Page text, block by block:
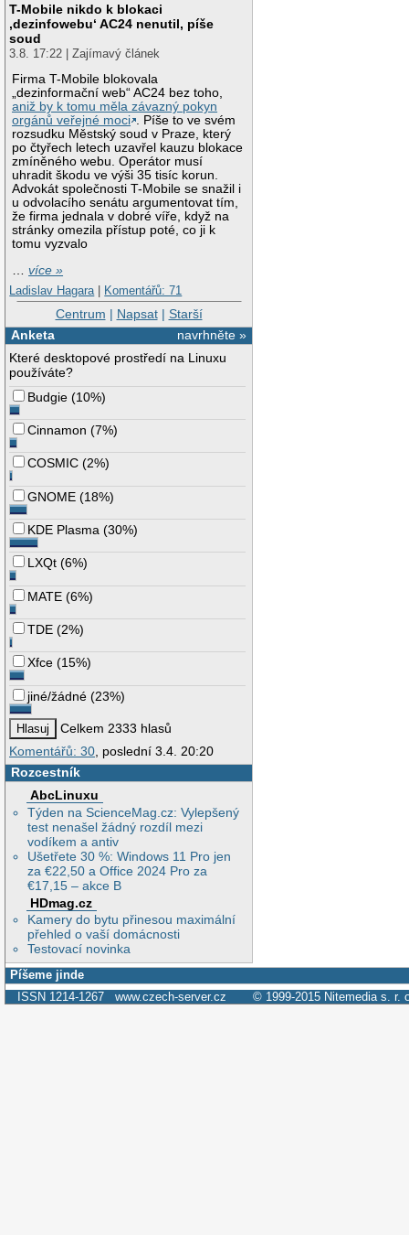
T-Mobile nikdo k blokaci
‚dezinfowebu‘ AC24 nenutil, píše
soud
3.8. 17:22 | Zajímavý článek
Firma T-Mobile blokovala
„dezinformační web“ AC24 bez toho,
aniž by k tomu měla závazný pokyn
orgánů veřejné moci . Píše to ve svém
rozsudku Městský soud v Praze, který
po čtyřech letech uzavřel kauzu blokace
zmíněného webu. Operátor musí
uhradit škodu ve výši 35 tisíc korun.
Advokát společnosti T-Mobile se snažil i
u odvolacího senátu argumentovat tím,
že firma jednala v dobré víře, když na
stránky omezila přístup poté, co ji k
tomu vyzvalo
…více »
Ladislav Hagara | Komentářů: 71
Centrum | Napsat| Starší
navrhněte »
Anketa
Které desktopové prostředí na Linuxu
používáte?
Budgie (10%)
Cinnamon (7%)
COSMIC (2%)
GNOME (18%)
KDE Plasma (30%)
LXQt (6%)
MATE (6%)
TDE (2%)
Xfce (15%)
jiné/žádné (23%)
Celkem 2333 hlasů
Komentářů: 30, poslední 3.4. 20:20
Rozcestník
AbcLinuxu
Týden na ScienceMag.cz: Vylepšený
test nenašel žádný rozdíl mezi
vodíkem a antiv
Ušetřete 30 %: Windows 11 Pro jen
za €22,50 a Office 2024 Pro za
€17,15 – akce B
HDmag.cz
Kamery do bytu přinesou maximální
přehled o vaší domácnosti
Testovací novinka
Píšeme jinde
ISSN 1214-1267 www.czech-server.cz © 1999-2015 Nitemedia s. r.